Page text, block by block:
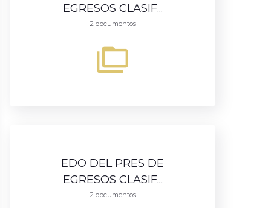
EGRESOS CLASIF...
2 documentos
EDO DEL PRES DE
EGRESOS CLASIF...
2 documentos